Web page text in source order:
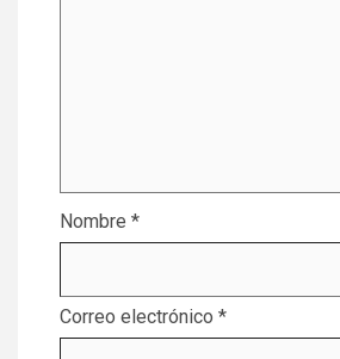
Nombre *
Correo electrónico *